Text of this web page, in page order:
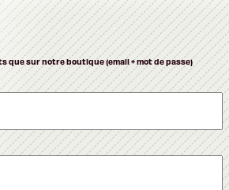
que sur notre boutique (email + mot de passe)